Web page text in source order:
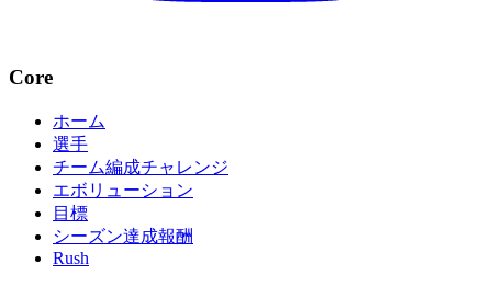
Core
ホーム
選手
チーム編成チャレンジ
エボリューション
目標
シーズン達成報酬
Rush